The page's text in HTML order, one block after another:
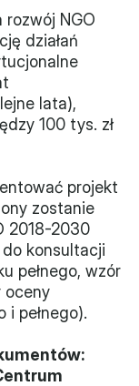
rozwój NGO
działań
lata),
100 tys. zł
projekt
zostanie
2018-2030
do konsultacji
pełnego, wzór
oceny
pełnego).